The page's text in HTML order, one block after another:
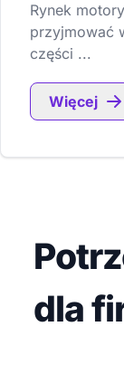
Rynek
przyjmować
części ...
Więcej
dla